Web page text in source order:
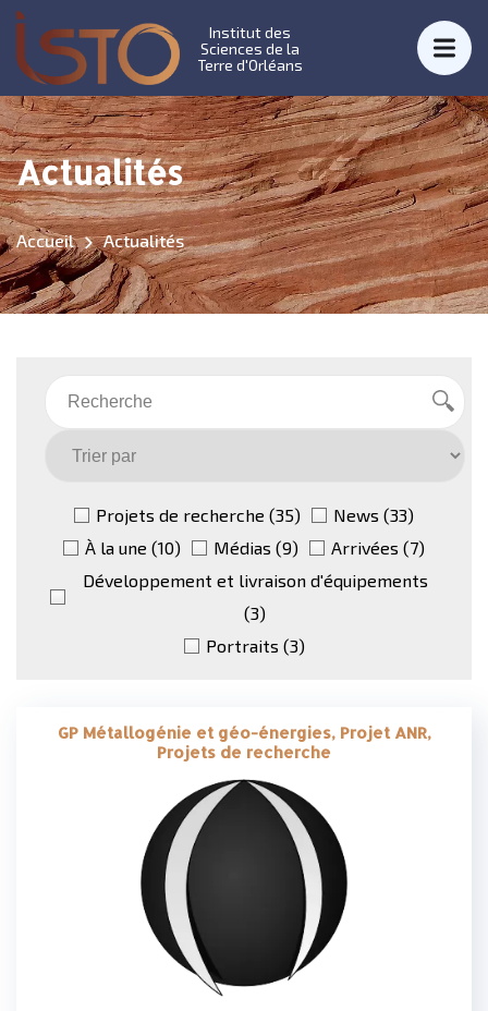
Institut des
Sciences de la
Terre d'Orléans
Actualités
Accueil Actualités
Projets de recherche (35) News (33)
À la une (10) Médias (9) Arrivées (7)
Développement et livraison d'équipements
(3)
Portraits (3)
GP Métallogénie et géo-énergies, Projet ANR,
Projets de recherche